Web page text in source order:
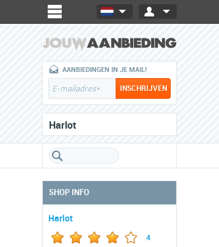
AANBIEDINGEN IN JE MAIL!
Harlot
SHOP INFO
Harlot
4